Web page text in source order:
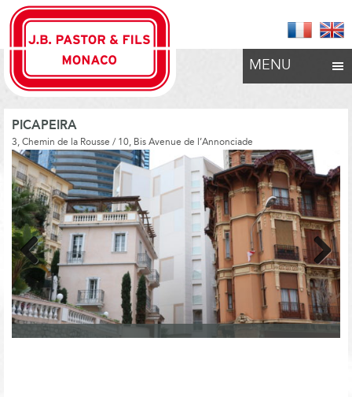
MENU
PICAPEIRA
3, Chemin de la Rousse / 10, Bis Avenue de l’Annonciade
Previous Next